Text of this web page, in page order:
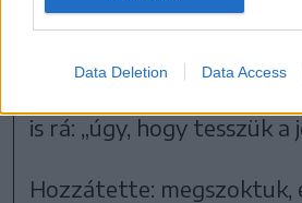
Data Deletion Data Access
Hogyan munkálhatjuk a
is rá: „úgy, hogy tesszük a
Hozzátette: megszoktuk,